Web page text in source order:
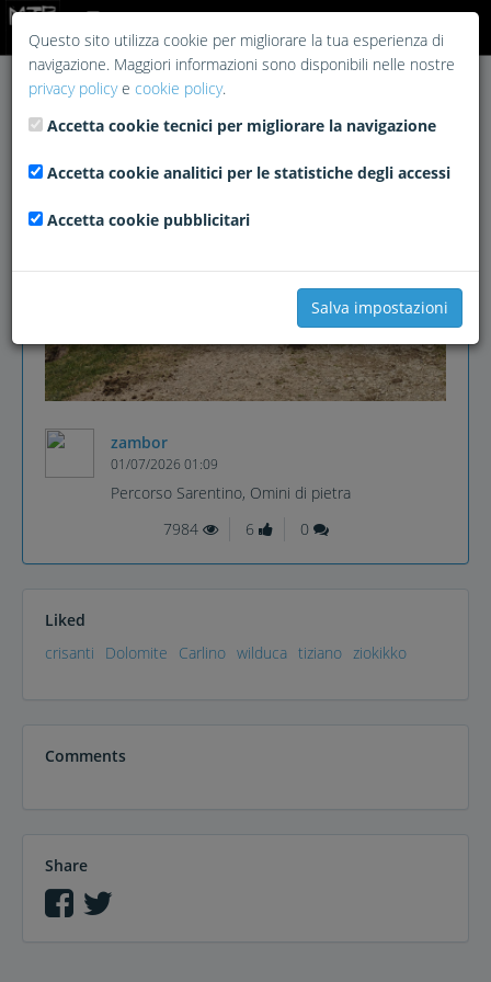
zambor
01/07/2026 01:09
Percorso Sarentino, Omini di pietra
7984
6 0
Liked
crisanti
Dolomite Carlino wilduca tiziano ziokikko
Comments
Share
Questo sito utilizza cookie per migliorare la tua esperienza di
navigazione. Maggiori informazioni sono disponibili nelle nostre
privacy policye cookie policy.
Accetta cookie tecnici per migliorare la navigazione
Accetta cookie analitici per le statistiche degli accessi
Accetta cookie pubblicitari
Salva impostazioni